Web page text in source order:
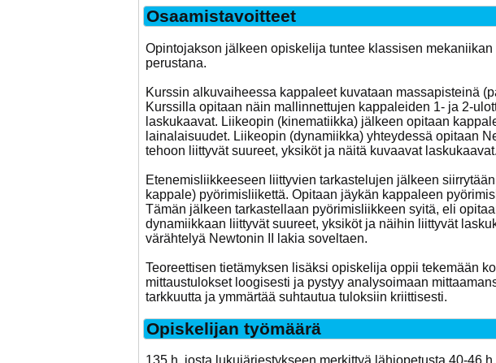
Osaamistavoitteet
Opintojakson jälkeen opiskelija tuntee klassisen
perustana.
Kurssin alkuvaiheessa kappaleet kuvataan massapisteinä
Kurssilla opitaan näin mallinnettujen kappaleiden 1- ja 2-
laskukaavat. Liikeopin (kinematiikka) jälkeen opitaan
lainalaisuudet. Liikeopin (dynamiikka) yhteydessä opitaan
tehoon liittyvät suureet, yksiköt ja näitä kuvaavat laskukaavat.
Etenemisliikkeeseen liittyvien tarkastelujen jälkeen
kappale) pyörimisliikettä. Opitaan jäykän kappaleen
Tämän jälkeen tarkastellaan pyörimisliikkeen syitä, eli
dynamiikkaan liittyvät suureet, yksiköt ja näihin liittyvät
värähtelyä Newtonin II lakia soveltaen.
Teoreettisen tietämyksen lisäksi opiskelija oppii tekemään
mittaustulokset loogisesti ja pystyy analysoimaan
tarkkuutta ja ymmärtää suhtautua tuloksiin kriittisesti.
Opiskelijan työmäärä
135 h, josta lukujärjestykseen merkittyä lähiopetusta 40-46 h.